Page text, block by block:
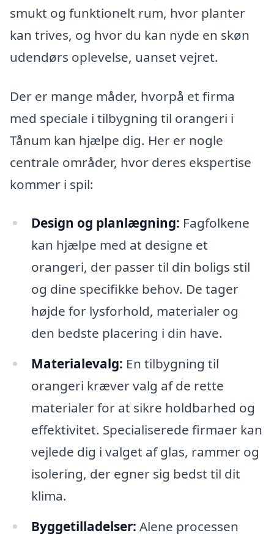
smukt og funktionelt rum, hvor planter
kan trives, og hvor du kan nyde en skøn
udendørs oplevelse, uanset vejret.
Der er mange måder, hvorpå et firma
med speciale i tilbygning til orangeri i
Tånum kan hjælpe dig. Her er nogle
centrale områder, hvor deres ekspertise
kommer i spil:
Design og planlægning: Fagfolkene
kan hjælpe med at designe et
orangeri, der passer til din boligs stil
og dine specifikke behov. De tager
højde for lysforhold, materialer og
den bedste placering i din have.
Materialevalg: En tilbygning til
orangeri kræver valg af de rette
materialer for at sikre holdbarhed og
effektivitet. Specialiserede firmaer kan
vejlede dig i valget af glas, rammer og
isolering, der egner sig bedst til dit
klima.
Byggetilladelser: Alene processen